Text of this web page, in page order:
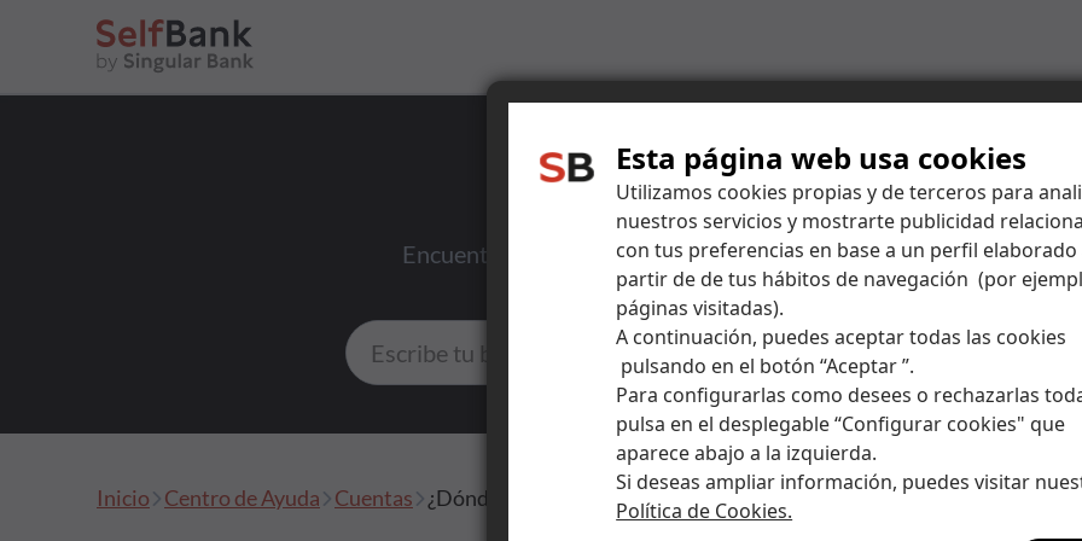
Esta página web usa cookies
Utilizamos cookies propias y de terceros para
nuestros servicios y mostrarte publicidad
con tus preferencias en base a un perfil elaborado
partir de de tus hábitos de navegación (por
páginas visitadas).
A continuación, puedes aceptar todas las cookies
pulsando en el botón “Aceptar ”.
Para configurarlas como desees o rechazarlas
pulsa en el desplegable “Configurar cookies" que
aparece abajo a la izquierda.
Si deseas ampliar información, puedes visitar
Política de Cookies.
Asesoramiento
Centro de ayuda
Encuentra respuestas a todas tus dudas y amplía tus
Inicio Centro de Ayuda Cuentas ¿Dónde puedo consultar los datos de mi cuenta?